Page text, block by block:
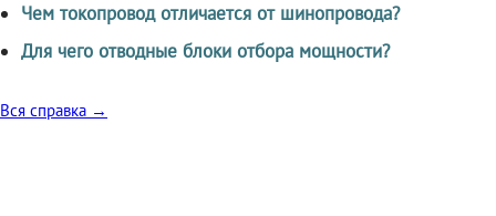
Чем токопровод отличается от шинопровода?
Для чего отводные блоки отбора мощности?
Вся справка →